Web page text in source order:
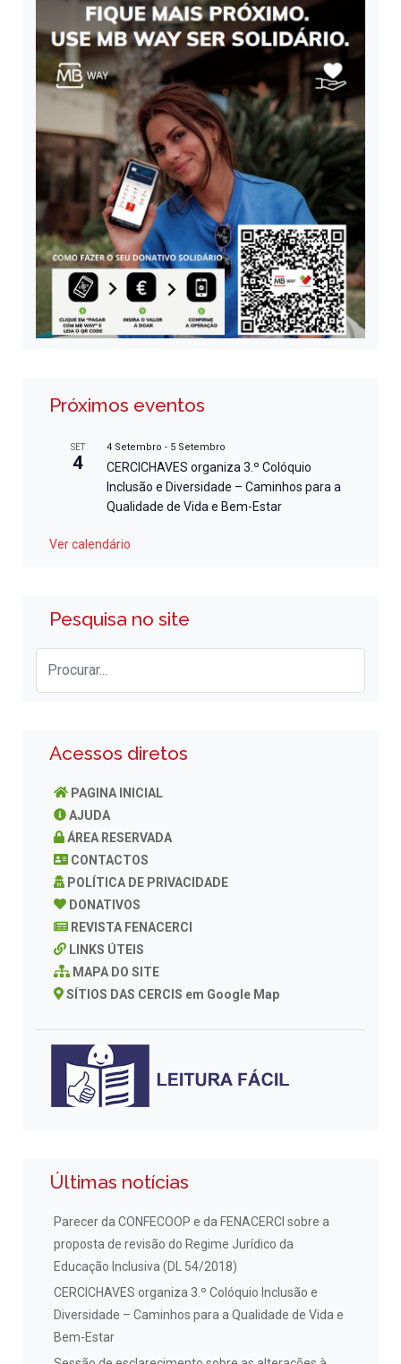
Próximos eventos
SET
4
4 Setembro - 5 Setembro
CERCICHAVES organiza 3.º Colóquio
Inclusão e Diversidade – Caminhos para a
Qualidade de Vida e Bem-Estar
Ver calendário
Pesquisa no site
Acessos diretos
PAGINA INICIAL
AJUDA
ÁREA RESERVADA
CONTACTOS
POLÍTICA DE PRIVACIDADE
DONATIVOS
REVISTA FENACERCI
LINKS ÚTEIS
MAPA DO SITE
SÍTIOS DAS CERCIS em Google Map
Últimas notícias
Parecer da CONFECOOP e da FENACERCI sobre a
proposta de revisão do Regime Jurídico da
Educação Inclusiva (DL 54/2018)
CERCICHAVES organiza 3.º Colóquio Inclusão e
Diversidade – Caminhos para a Qualidade de Vida e
Bem-Estar